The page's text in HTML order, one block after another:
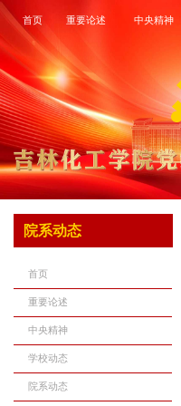
首页 重要论述 中央精神
院系动态
首页
重要论述
中央精神
学校动态
院系动态